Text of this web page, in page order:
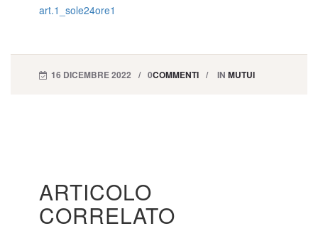
art.1_sole24ore1
16 DICEMBRE 2022 0COMMENTI IN MUTUI
ARTICOLO
CORRELATO